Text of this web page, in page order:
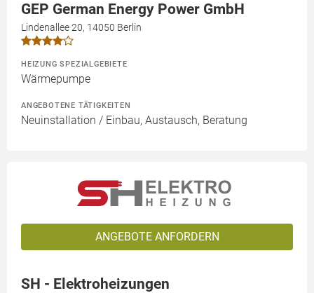
GEP German Energy Power GmbH
Lindenallee 20, 14050 Berlin
HEIZUNG SPEZIALGEBIETE
Wärmepumpe
ANGEBOTENE TÄTIGKEITEN
Neuinstallation / Einbau, Austausch, Beratung
ANGEBOTE ANFORDERN
SH - Elektroheizungen